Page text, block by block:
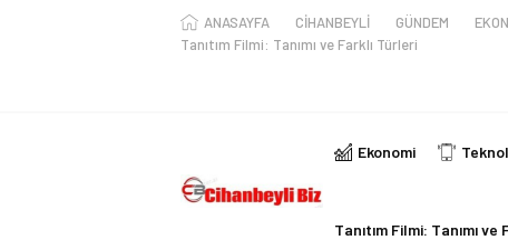
ANASAYFA CİHANBEYLİ GÜNDEM
Tanıtım Filmi: Tanımı ve Farklı Türleri
Ekonomi
Tanıtım Filmi: Tanımı ve